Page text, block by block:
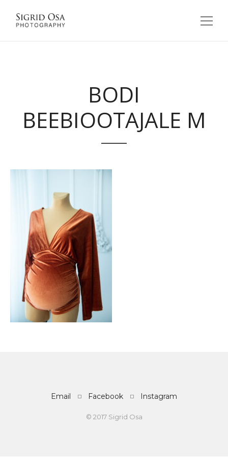
BODI
BEEBIOOTAJALE M
Email Facebook Instagram
© 2017 Sigrid Osa